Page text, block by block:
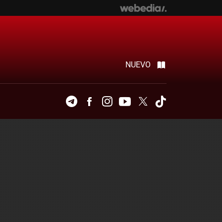
NUEVO
TelegramFacebookInstagramYoutubeTwitter